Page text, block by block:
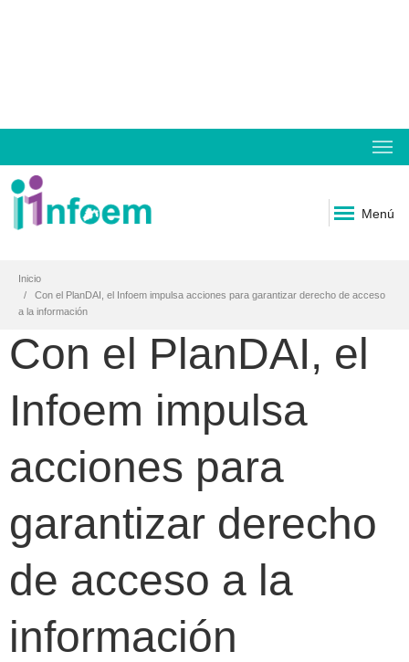
Menú
Inicio
Con el PlanDAI, el Infoem impulsa acciones para garantizar derecho de acceso
a la información
Con el PlanDAI, el
Infoem impulsa
acciones para
garantizar derecho
de acceso a la
información